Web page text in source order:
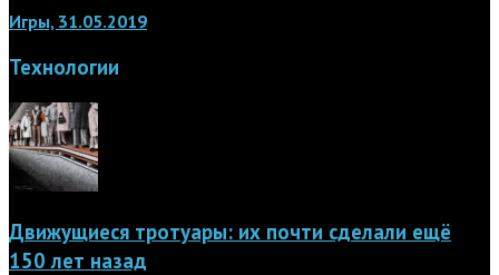
Игры, 31.05.2019
Технологии
Движущиеся тротуары: их почти сделали ещё
150 лет назад